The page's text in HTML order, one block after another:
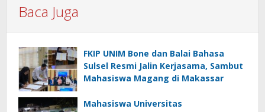
Baca Juga
FKIP UNIM Bone dan Balai Bahasa
Sulsel Resmi Jalin Kerjasama, Sambut
Mahasiswa Magang di Makassar
Mahasiswa Universitas